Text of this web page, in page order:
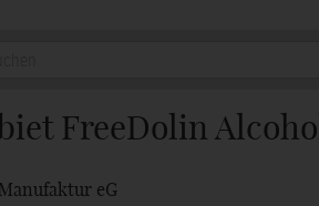
FreeDolin
eG